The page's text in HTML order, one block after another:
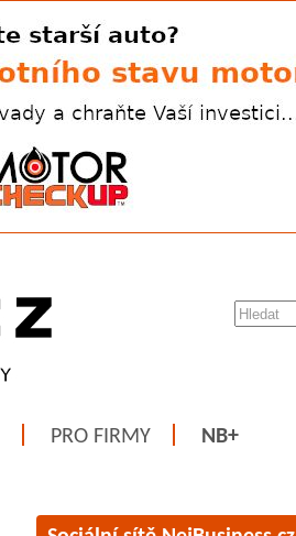
PRO FIRMY NB+